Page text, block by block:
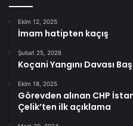
Ekim 12, 2025
İmam hatipten kaçış
Şubat 25, 2026
Koçani Yangını Davası
Ekim 18, 2025
Görevden alınan CHP
Çelik’ten ilk açıklama